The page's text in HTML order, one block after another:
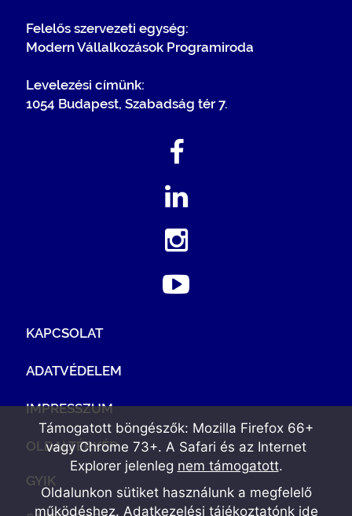
Felelős szervezeti egység:
Modern Vállalkozások Programiroda
Levelezési címünk:
1054 Budapest, Szabadság tér 7.
KAPCSOLAT
ADATVÉDELEM
IMPRESSZUM
OLDALTÉRKÉP
GYIK
Támogatott böngészők: Mozilla Firefox 66+
vagy Chrome 73+. A Safari és az Internet
Explorer jelenleg nem támogatott.
Oldalunkon sütiket használunk a megfelelő
működéshez. Adatkezelési tájékoztatónk ide